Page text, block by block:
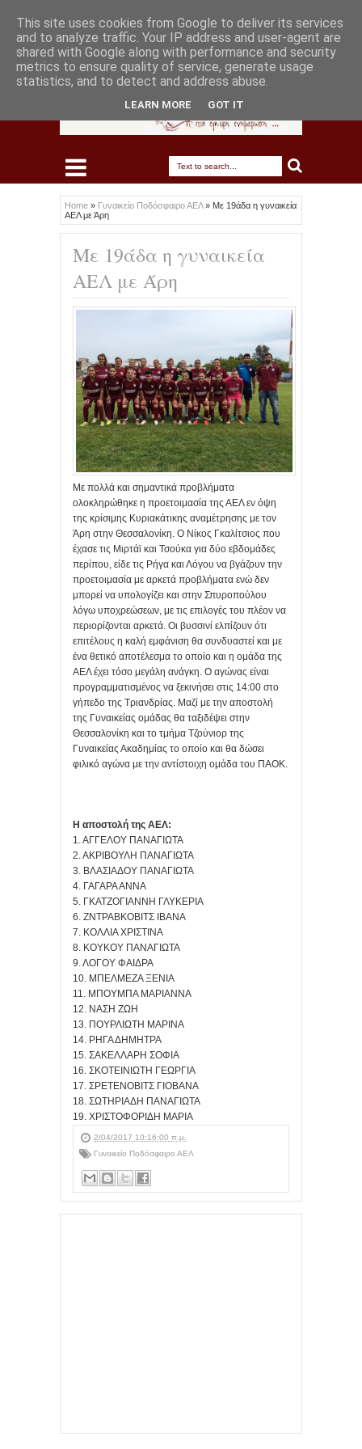
Home » Γυναικείο Ποδόσφαιρο ΑΕΛ» Με 19άδα η γυναικεία
ΑΕΛ με Άρη
Με 19άδα η γυναικεία
ΑΕΛ με Άρη
Με πολλά και σημαντικά προβλήματα
ολοκληρώθηκε η προετοιμασία της ΑΕΛ εν όψη
της κρίσιμης Κυριακάτικης αναμέτρησης με τον
Άρη στην Θεσσαλονίκη. Ο Νίκος Γκαλίτσιος που
έχασε τις Μιρτάϊ και Τσούκα για δύο εβδομάδες
περίπου, είδε τις Ρήγα και Λόγου να βγάζουν την
προετοιμασία με αρκετά προβλήματα ενώ δεν
μπορεί να υπολογίζει και στην Σπυροπούλου
λόγω υποχρεώσεων, με τις επιλογές του πλέον να
περιορίζονται αρκετά. Οι βυσσινί ελπίζουν ότι
επιτέλους η καλή εμφάνιση θα συνδυαστεί και με
ένα θετικό αποτέλεσμα το οποίο και η ομάδα της
ΑΕΛ έχει τόσο μεγάλη ανάγκη. Ο αγώνας είναι
προγραμματισμένος να ξεκινήσει στις 14:00 στο
γήπεδο της Τριανδρίας. Μαζί με την αποστολή
της Γυναικείας ομάδας θα ταξιδέψει στην
Θεσσαλονίκη και το τμήμα Τζούνιορ της
Γυναικείας Ακαδημίας το οποίο και θα δώσει
φιλικό αγώνα με την αντίστοιχη ομάδα του ΠΑΟΚ.
Η αποστολή της ΑΕΛ:
1. ΑΓΓΕΛΟΥ ΠΑΝΑΓΙΩΤΑ
2. ΑΚΡΙΒΟΥΛΗ ΠΑΝΑΓΙΩΤΑ
3. ΒΛΑΣΙΑΔΟΥ ΠΑΝΑΓΙΩΤΑ
4. ΓΑΓΑΡΑ ΑΝΝΑ
5. ΓΚΑΤΖΟΓΙΑΝΝΗ ΓΛΥΚΕΡΙΑ
6. ΖΝΤΡΑΒΚΟΒΙΤΣ ΙΒΑΝΑ
7. ΚΟΛΛΙΑ ΧΡΙΣΤΙΝΑ
8. ΚΟΥΚΟΥ ΠΑΝΑΓΙΩΤΑ
9. ΛΟΓΟΥ ΦΑΙΔΡΑ
10. ΜΠΕΛΜΕΖΑ ΞΕΝΙΑ
11. ΜΠΟΥΜΠΑ ΜΑΡΙΑΝΝΑ
12. ΝΑΣΗ ΖΩΗ
13. ΠΟΥΡΛΙΩΤΗ ΜΑΡΙΝΑ
14. ΡΗΓΑ ΔΗΜΗΤΡΑ
15. ΣΑΚΕΛΛΑΡΗ ΣΟΦΙΑ
16. ΣΚΟΤΕΙΝΙΩΤΗ ΓΕΩΡΓΙΑ
17. ΣΡΕΤΕΝΟΒΙΤΣ ΓΙΟΒΑΝΑ
18. ΣΩΤΗΡΙΑΔΗ ΠΑΝΑΓΙΩΤΑ
19. ΧΡΙΣΤΟΦΟΡΙΔΗ ΜΑΡΙΑ
2/04/2017 10:16:00 π.μ.
Γυναικείο Ποδόσφαιρο ΑΕΛ
This site uses cookies from Google to deliver its services
and to analyze traffic. Your IP address and user-agent are
shared with Google along with performance and security
metrics to ensure quality of service, generate usage
statistics, and to detect and address abuse.
LEARN MORE GOT IT